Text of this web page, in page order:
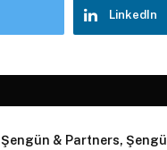
LinkedIn
Şengün & Partners,